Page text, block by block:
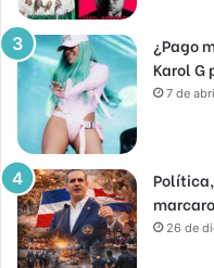
¿Pago
Karol G
7 de
26 de